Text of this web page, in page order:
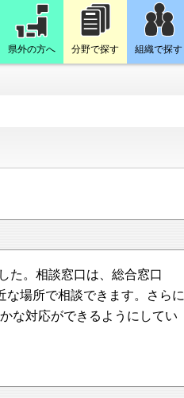
県外の方へ 分野で探す 組織で探す
た。相談窓口は、総合窓口
な場所で相談できます。さらに
な対応ができるようにしてい